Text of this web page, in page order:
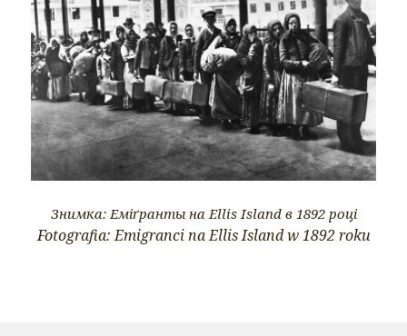
Знимка: Еміґранты наEllis Islandв 1892 році
Fotografia: Emigranci na Ellis Island w 1892 roku